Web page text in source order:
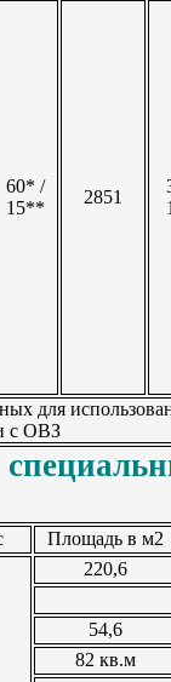
60* /
15**
2851
для
с ОВЗ
Площадь в м2
220,6
54,6
82 кв.м